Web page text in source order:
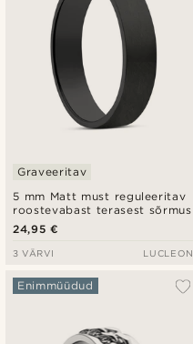
5 mm Matt must reguleeritav
roostevabast terasest sõrmus
Graveeritav
24,95 €
3 VÄRVI LUCLEON
Enimmüüdud